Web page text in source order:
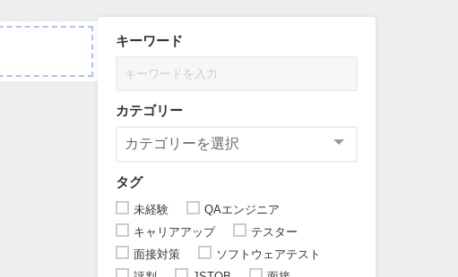
キーワード
カテゴリー
タグ
未経験
QAエンジニア
キャリアアップ
テスター
面接対策
ソフトウェアテスト